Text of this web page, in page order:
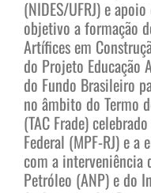
(NIDES/UFRJ) e
objetivo a formação
Artífices em
do Projeto Educação
do Fundo Brasileiro
no âmbito do Termo
(TAC Frade)
Federal (MPF-RJ) e a
com a interveniência
Petróleo (ANP) e do